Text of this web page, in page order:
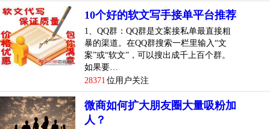
10个好的软文写手接单平台推荐
1、QQ群：QQ群是文案接私单最直接粗
暴的渠道。在QQ群搜索一栏里输入“文
案”或“软文”，可以搜出成千上百个群。
如果要…
28371 位用户关注
微商如何扩大朋友圈大量吸粉加
人？